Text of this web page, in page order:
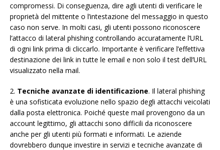
compromessi. Di conseguenza, dire agli utenti di verificare le
proprietà del mittente o l’intestazione del messaggio in questo
caso non serve. In molti casi, gli utenti possono riconoscere
l’attacco di lateral phishing controllando accuratamente l’URL
di ogni link prima di cliccarlo. Importante è verificare l’effettiva
destinazione dei link in tutte le email e non solo il test dell’URL
visualizzato nella mail.
2. Tecniche avanzate di identificazione. Il lateral phishing
è una sofisticata evoluzione nello spazio degli attacchi veicolati
dalla posta elettronica. Poiché queste mail provengono da un
account legittimo, gli attacchi sono difficili da riconoscere
anche per gli utenti più formati e informati. Le aziende
dovrebbero dunque investire in servizi e tecniche avanzate di